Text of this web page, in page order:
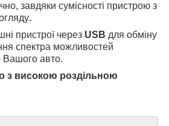
завдяки сумісності пристрою з
.
пристрої через USB для обміну
спектра можливостей
Вашого авто.
з високою роздільною